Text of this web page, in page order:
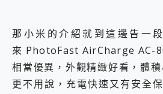
那小米的介紹就到這邊告一
來 PhotoFast AirCharge AC-
相當優異，外觀精緻好看，體
更不用說，充電快速又有安全